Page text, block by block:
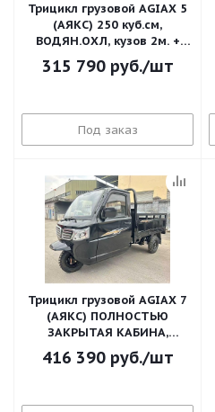
Трицикл грузовой AGIAX 5
(АЯКС) 250 куб.см,
ВОДЯН.ОХЛ, кузов 2м. +
КАБИНА + ТЕНТ КУЗОВА +
ДУГИ
315 790руб./шт
Под заказ
Трицикл грузовой AGIAX 7
(АЯКС) ПОЛНОСТЬЮ
ЗАКРЫТАЯ КАБИНА,
ПОНИЖАЮЩАЯ ПЕРЕДАЧА
416 390руб./шт